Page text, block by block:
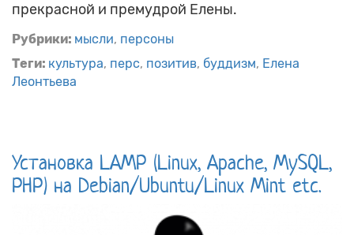
прекрасной и премудрой Елены.
Рубрики: мысли персоны
Теги: культура перс позитив буддизм Елена
Леонтьева
Установка LAMP (Linux, Apache, MySQL,
PHP) на Debian/Ubuntu/Linux Mint etc.